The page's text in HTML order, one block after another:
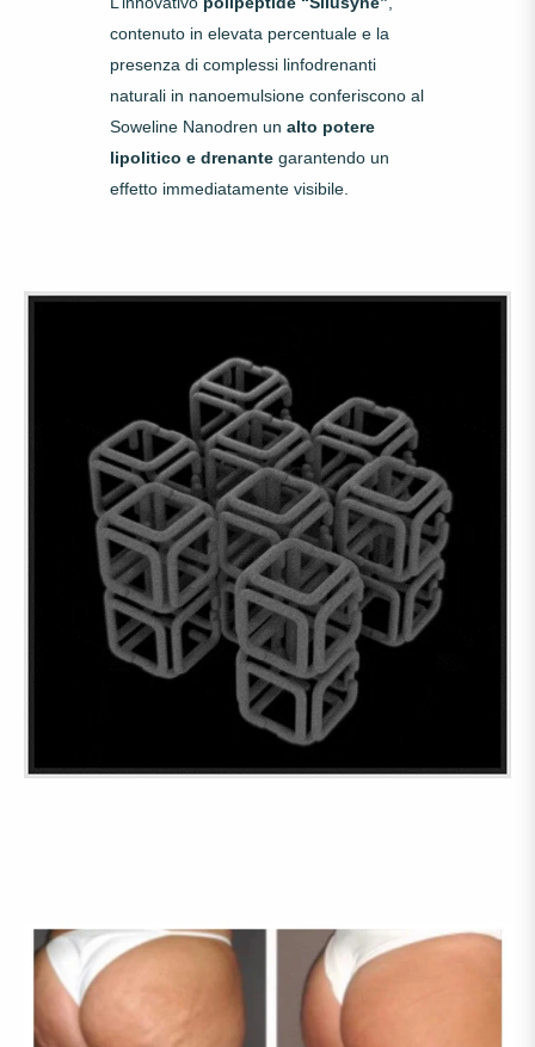
contenuto in elevata percentuale e la
presenza di complessi linfodrenanti
naturali in nanoemulsione conferiscono al
Soweline Nanodren un alto potere
lipolitico e drenante garantendo un
effetto immediatamente visibile.